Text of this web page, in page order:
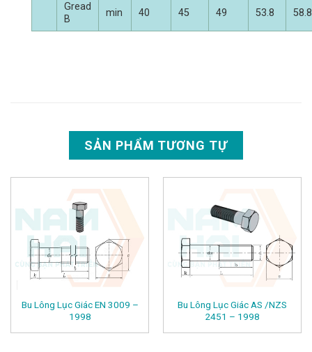
Gread
B
min 40 45 49 53.8 58.8
SẢN PHẨM TƯƠNG TỰ
Bu Lông Lục Giác EN 3009 –
1998
Bu Lông Lục Giác AS /NZS
2451 – 1998